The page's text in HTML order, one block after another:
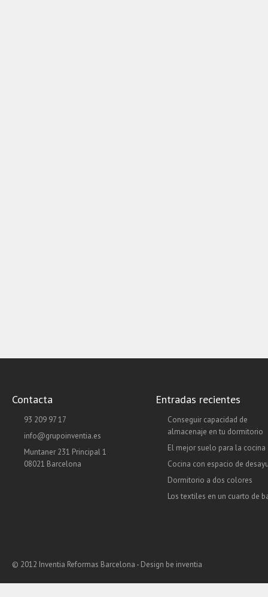
Contacta
93 209 97 17
info@grupoinventia.es
Muntaner 231 Principal 1
08021 Barcelona
Entradas recientes
Conseguir capacidad de
almacenaje en tu dormitorio
El mejor suelo para la cocina
Cocina con espacio de
Dormitorio a dos colores
Los textiles en un cuarto de
© 2012 Inventia Reformas Barcelona - Design be inventia